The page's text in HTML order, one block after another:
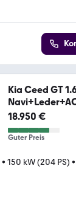
Kia Ceed GT
y+
18.950 €
Guter Preis
• 150 kW (204 PS) •